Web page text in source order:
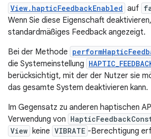
View.hapticFeedbackEnabled auf
Wenn Sie diese Eigenschaft
standardmäßiges Feedback angezeigt.
Bei der Methode
die Systemeinstellung
berücksichtigt, mit der der Nutzer sie
das gesamte System deaktivieren kann.
Im Gegensatz zu anderen haptischen
Verwendung von
View keine VIBRATE -Berechtigung